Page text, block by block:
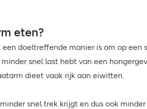
eten?
doeltreffende manier is om op een
snel last hebt van een
dieet vaak rijk aan eiwitten.
snel trek krijgt en dus ook